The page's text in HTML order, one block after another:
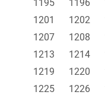
1195
1196
1201
1202
1207
1208
1213
1214
1219
1220
1225
1226